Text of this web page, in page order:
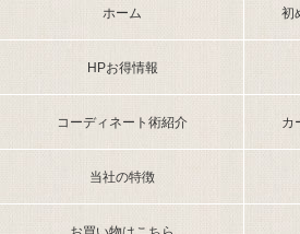
ホーム 初
HPお得情報
コーディネート術紹介 カ
当社の特徴